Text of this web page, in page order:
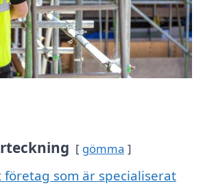
gömma
företag som är specialiserat